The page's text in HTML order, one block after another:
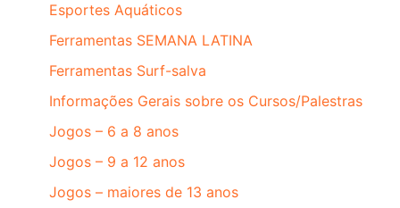
Esportes Aquáticos
Ferramentas SEMANA LATINA
Ferramentas Surf-salva
Informações Gerais sobre os Cursos/Palestras
Jogos – 6 a 8 anos
Jogos – 9 a 12 anos
Jogos – maiores de 13 anos